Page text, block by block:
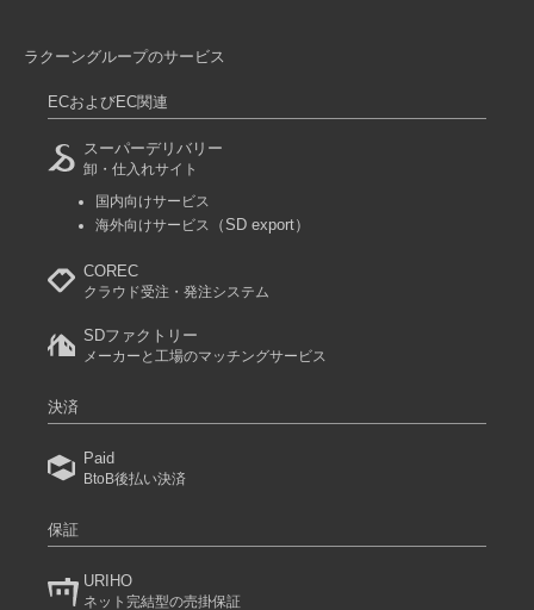
ラクーングループのサービス
ECおよびEC関連
スーパーデリバリー
卸・仕入れサイト
国内向けサービス
海外向けサービス
（SD export）
COREC
クラウド受注・発注システム
SDファクトリー
メーカーと工場のマッチングサービス
決済
Paid
BtoB後払い決済
保証
URIHO
ネット完結型の売掛保証